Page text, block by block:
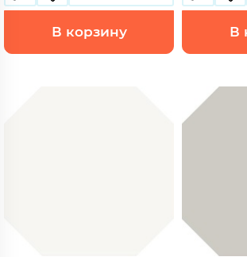
В корзину В